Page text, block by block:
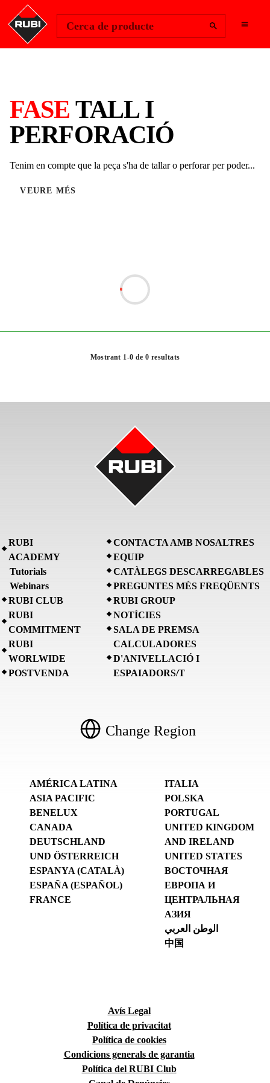
Cerca de producte
FASE TALL I
PERFORACIÓ
Tenim en compte que la peça s'ha de tallar o perforar per poder...
VEURE MÉS
Mostrant 1-0 de 0 resultats
RUBI
ACADEMY
Tutorials
Webinars
RUBI CLUB
RUBI
COMMITMENT
RUBI
WORLWIDE
POSTVENDA
CONTACTA AMB NOSALTRES
EQUIP
CATÀLEGS DESCARREGABLES
PREGUNTES MÉS FREQÜENTS
RUBI GROUP
NOTÍCIES
SALA DE PREMSA
CALCULADORES
D'ANIVELLACIÓ I
ESPAIADORS/T
Change Region
AMÉRICA LATINA
ASIA PACIFIC
BENELUX
CANADA
DEUTSCHLAND
UND ÖSTERREICH
ESPANYA (CATALÀ)
ESPAÑA (ESPAÑOL)
FRANCE
ITALIA
POLSKA
PORTUGAL
UNITED KINGDOM
AND IRELAND
UNITED STATES
ВОСТОЧНАЯ
ЕВРОПА И
ЦЕНТРАЛЬНАЯ
АЗИЯ
الوطن العربي
中国
Avís Legal
Política de privacitat
Política de cookies
Condicions generals de garantia
Política del RUBI Club